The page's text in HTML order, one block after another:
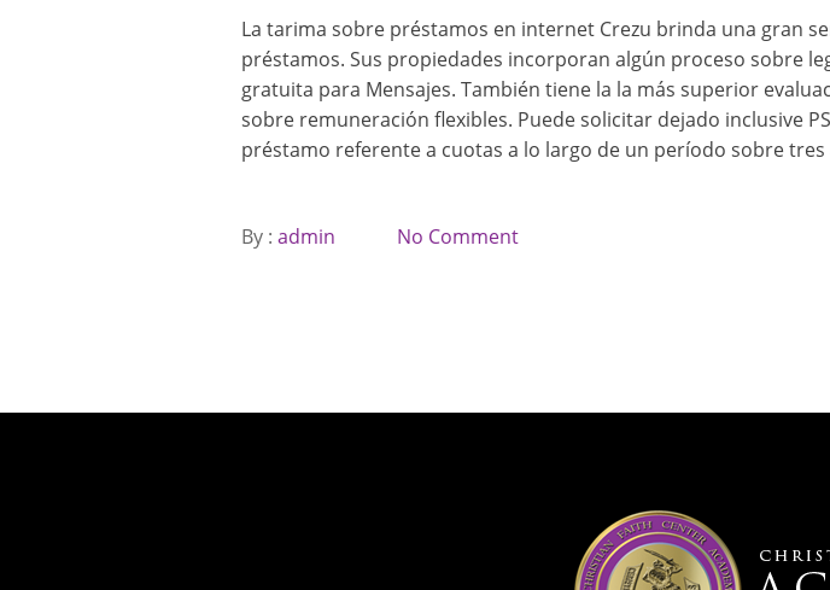
La tarima sobre préstamos en internet Crezu brinda una gran
préstamos. Sus propiedades incorporan algún proceso sobre
gratuita para Mensajes. También tiene la la más superior
sobre remuneración flexibles. Puede solicitar dejado inclusive
préstamo referente a cuotas a lo largo de un período sobre tres
By : admin No Comment